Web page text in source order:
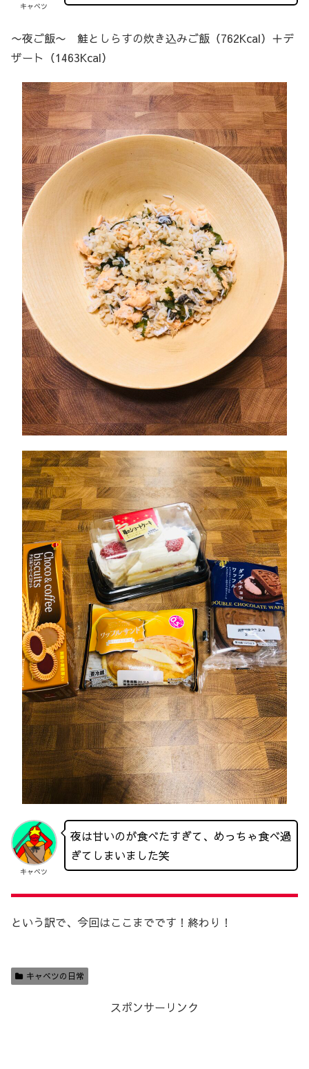
キャベツ
〜夜ご飯〜 鮭としらすの炊き込みご飯（762Kcal）＋デ
ザート（1463Kcal）
キャベツ
夜は甘いのが食べたすぎて、めっちゃ食べ過
ぎてしまいました笑
という訳で、今回はここまでです！終わり！
キャベツの日常
スポンサーリンク